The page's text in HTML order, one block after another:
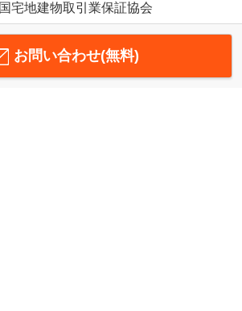
国宅地建物取引業保証協会
お問い合わせ(無料)